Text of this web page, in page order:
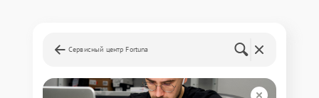
Сервисный центр Fortuna